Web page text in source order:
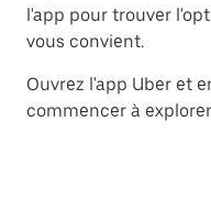
l'app pour trouver
vous convient.
Ouvrez l'app Uber et
commencer à